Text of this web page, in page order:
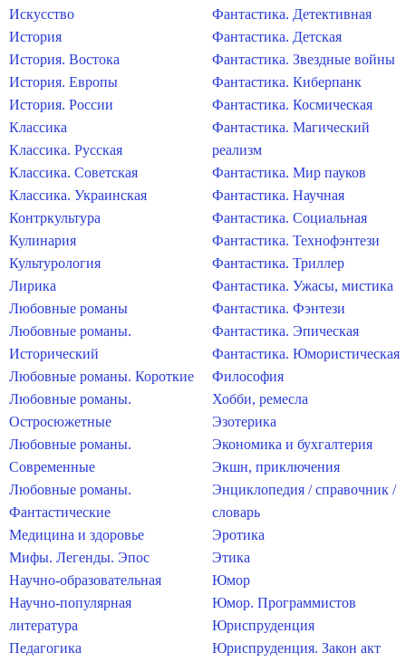
Искусство
История
История. Востока
История. Европы
История. России
Классика
Классика. Русская
Классика. Советская
Классика. Украинская
Контркультура
Кулинария
Культурология
Лирика
Любовные романы
Любовные романы.
Исторический
Любовные романы. Короткие
Любовные романы.
Остросюжетные
Любовные романы.
Современные
Любовные романы.
Фантастические
Медицина и здоровье
Мифы. Легенды. Эпос
Научно-образовательная
Научно-популярная
литература
Педагогика
Фантастика. Детективная
Фантастика. Детская
Фантастика. Звездные войны
Фантастика. Киберпанк
Фантастика. Космическая
Фантастика. Магический
реализм
Фантастика. Мир пауков
Фантастика. Научная
Фантастика. Социальная
Фантастика. Технофэнтези
Фантастика. Триллер
Фантастика. Ужасы, мистика
Фантастика. Фэнтези
Фантастика. Эпическая
Фантастика. Юмористическая
Философия
Хобби, ремесла
Эзотерика
Экономика и бухгалтерия
Экшн, приключения
Энциклопедия / справочник /
словарь
Эротика
Этика
Юмор
Юмор. Программистов
Юриспруденция
Юриспруденция. Закон акт